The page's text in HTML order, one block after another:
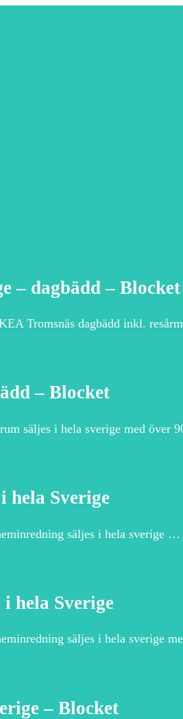
– dagbädd – Blocket
Tromsnäs dagbädd inkl.
– Blocket
säljes i hela sverige med över
hela Sverige
säljes i hela sverige
hela Sverige
säljes i hela sverige
– Blocket